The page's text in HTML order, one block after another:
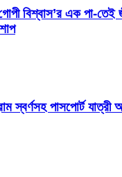
বিশ্বাস’র এক পা-তেই
স্বর্ণসহ পাসপোর্ট যাত্রী